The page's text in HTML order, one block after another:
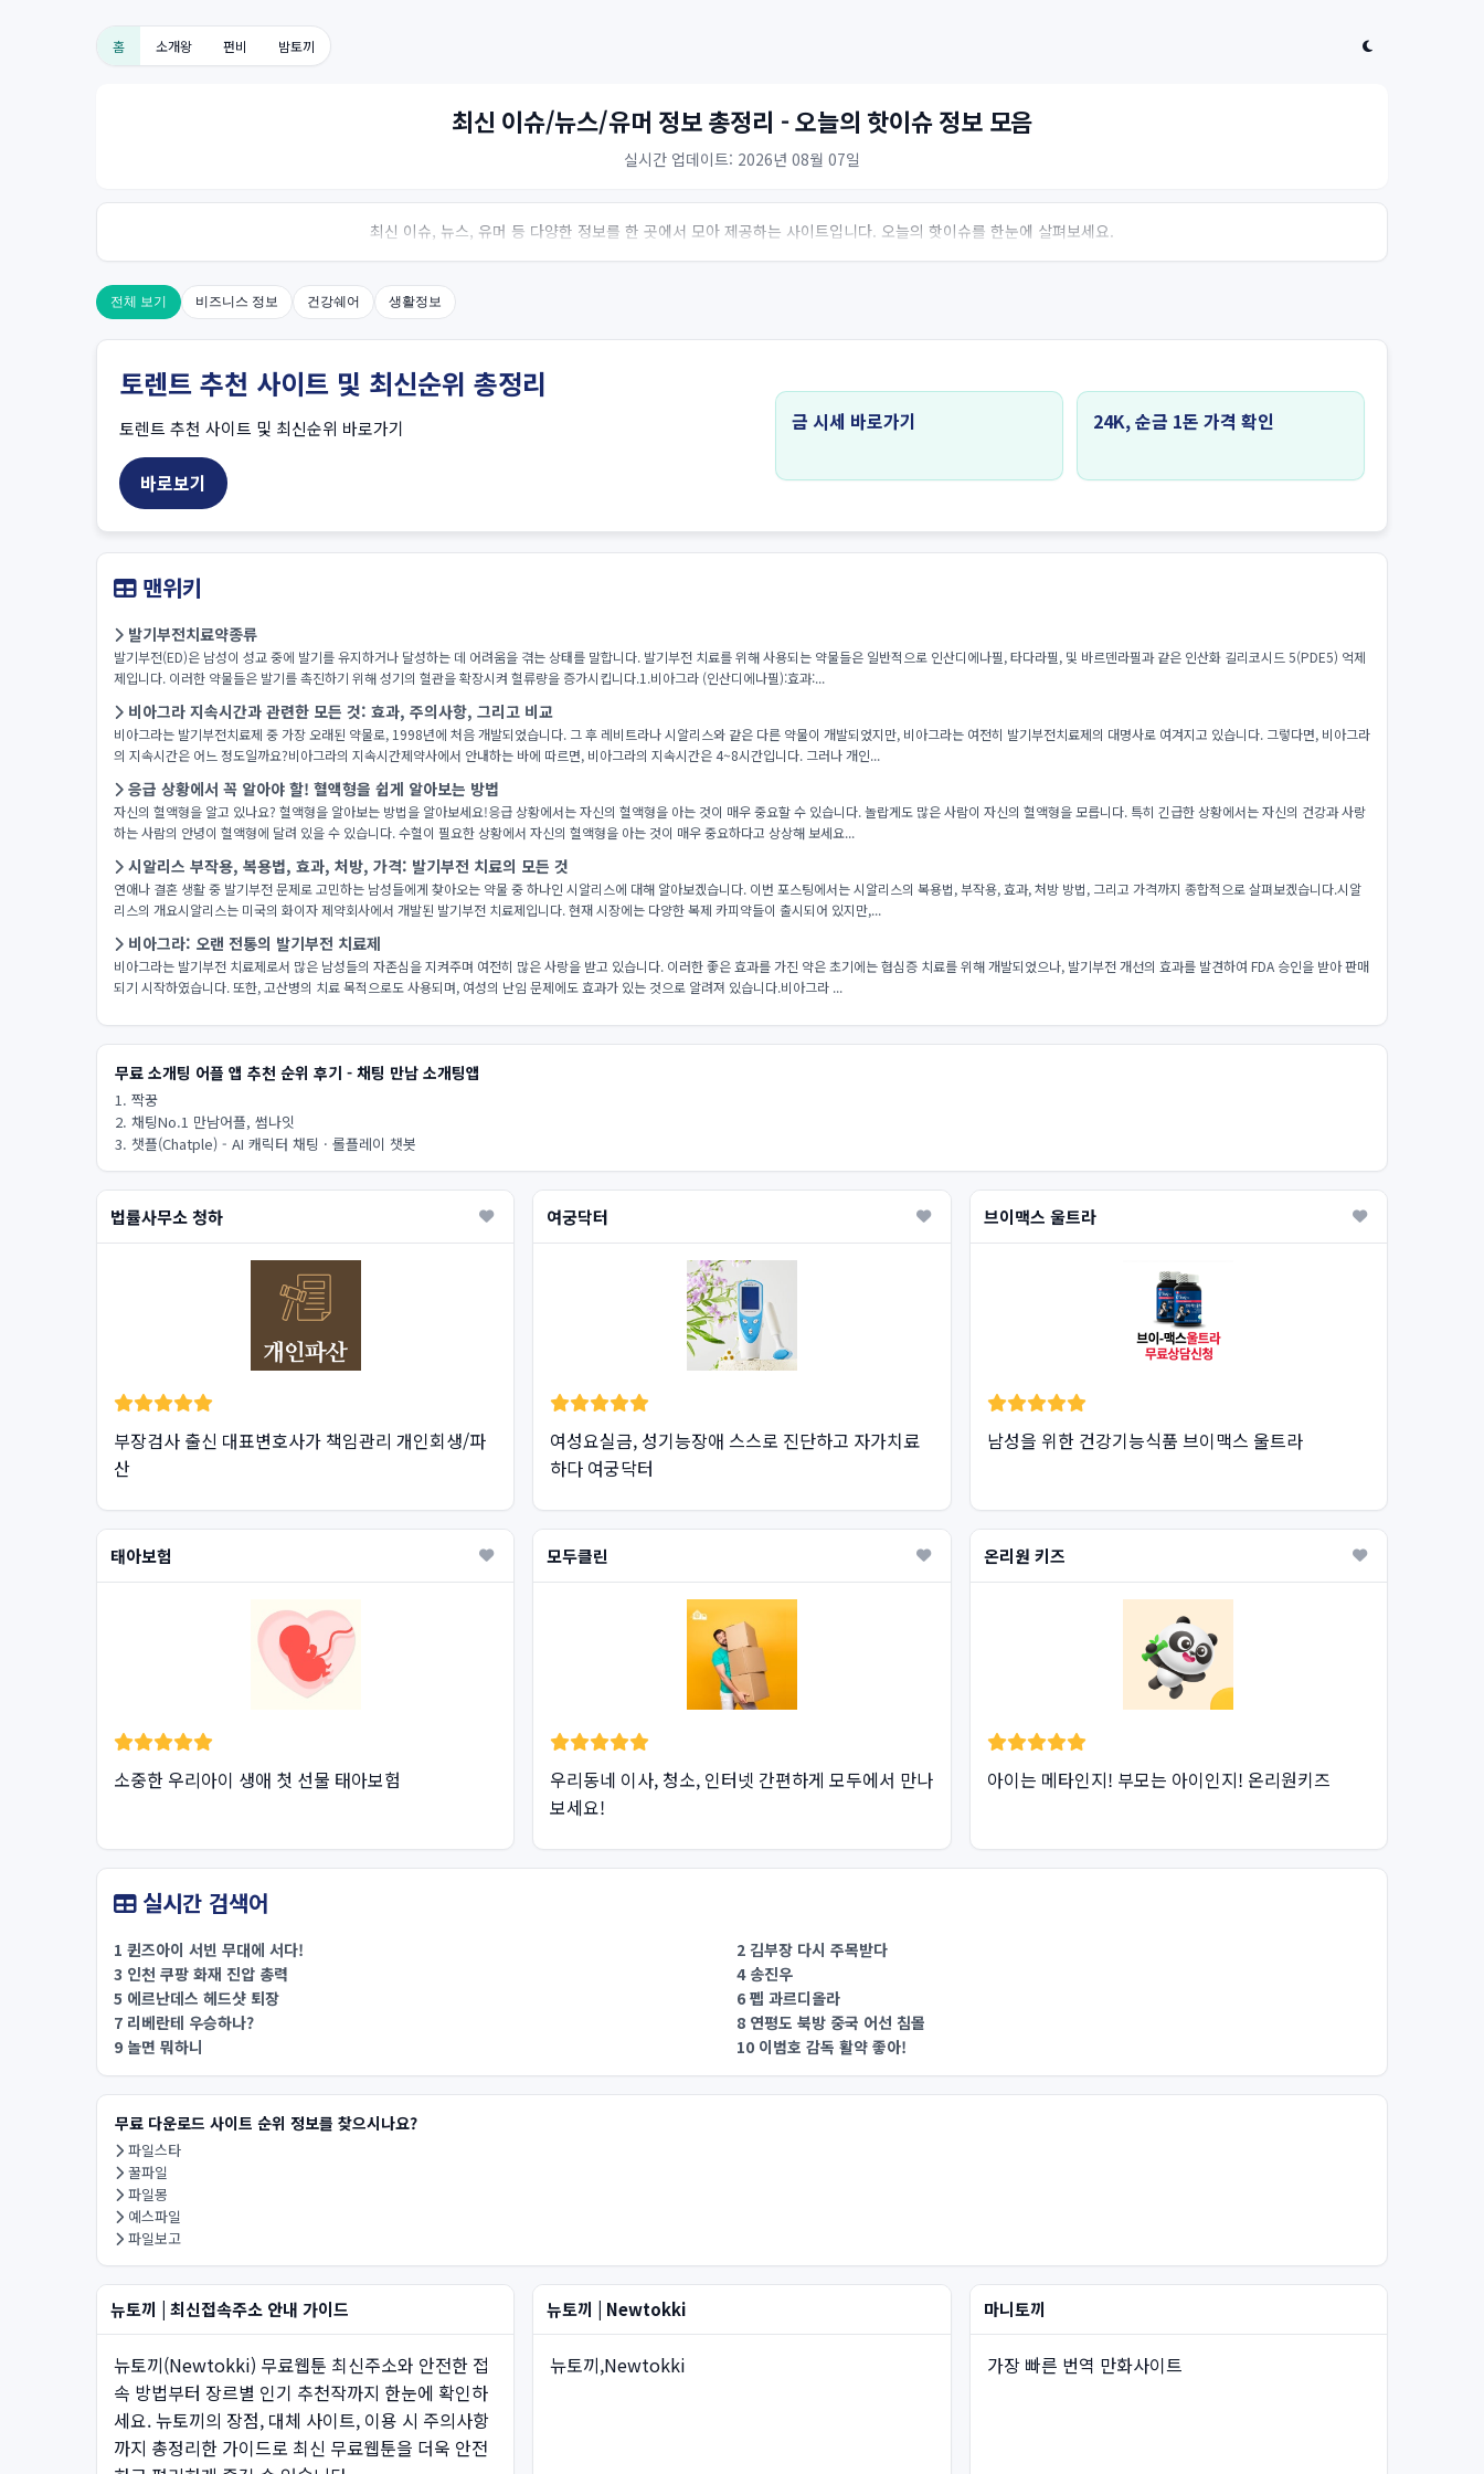
홈 소개왕 펀비 밤토끼
최신 이슈/뉴스/유머 정보 총정리 - 오늘의 핫이슈 정보 모음
실시간 업데이트: 2026년 08월 07일
최신 이슈, 뉴스, 유머 등 다양한 정보를 한 곳에서 모아 제공하는 사이트입니다. 오늘의 핫이슈를 한눈에 살펴보세요.
전체 보기 비즈니스 정보 건강쉐어 생활정보
토렌트 추천 사이트 및 최신순위 총정리
토렌트 추천 사이트 및 최신순위 바로가기
바로보기
금 시세 바로가기 24K, 순금 1돈 가격 확인
맨위키
발기부전치료약종류
발기부전(ED)은 남성이 성교 중에 발기를 유지하거나 달성하는 데 어려움을 겪는 상태를 말합니다. 발기부전 치료를 위해 사용되는 약물들은 일반적으로 인산디에나필, 타다라필, 및 바르덴라필과 같은 인산화 길리코시드 5(PDE5) 억제
제입니다. 이러한 약물들은 발기를 촉진하기 위해 성기의 혈관을 확장시켜 혈류량을 증가시킵니다.1.비아그라 (인산디에나필):효과:...
비아그라 지속시간과 관련한 모든 것: 효과, 주의사항, 그리고 비교
비아그라는 발기부전치료제 중 가장 오래된 약물로, 1998년에 처음 개발되었습니다. 그 후 레비트라나 시알리스와 같은 다른 약물이 개발되었지만, 비아그라는 여전히 발기부전치료제의 대명사로 여겨지고 있습니다. 그렇다면, 비아그라
의 지속시간은 어느 정도일까요?비아그라의 지속시간제약사에서 안내하는 바에 따르면, 비아그라의 지속시간은 4~8시간입니다. 그러나 개인...
응급 상황에서 꼭 알아야 할! 혈액형을 쉽게 알아보는 방법
자신의 혈액형을 알고 있나요? 혈액형을 알아보는 방법을 알아보세요!응급 상황에서는 자신의 혈액형을 아는 것이 매우 중요할 수 있습니다. 놀랍게도 많은 사람이 자신의 혈액형을 모릅니다. 특히 긴급한 상황에서는 자신의 건강과 사랑
하는 사람의 안녕이 혈액형에 달려 있을 수 있습니다. 수혈이 필요한 상황에서 자신의 혈액형을 아는 것이 매우 중요하다고 상상해 보세요...
시알리스 부작용, 복용법, 효과, 처방, 가격: 발기부전 치료의 모든 것
연애나 결혼 생활 중 발기부전 문제로 고민하는 남성들에게 찾아오는 약물 중 하나인 시알리스에 대해 알아보겠습니다. 이번 포스팅에서는 시알리스의 복용법, 부작용, 효과, 처방 방법, 그리고 가격까지 종합적으로 살펴보겠습니다.시알
리스의 개요시알리스는 미국의 화이자 제약회사에서 개발된 발기부전 치료제입니다. 현재 시장에는 다양한 복제 카피약들이 출시되어 있지만,...
비아그라: 오랜 전통의 발기부전 치료제
비아그라는 발기부전 치료제로서 많은 남성들의 자존심을 지켜주며 여전히 많은 사랑을 받고 있습니다. 이러한 좋은 효과를 가진 약은 초기에는 협심증 치료를 위해 개발되었으나, 발기부전 개선의 효과를 발견하여 FDA 승인을 받아 판매
되기 시작하였습니다. 또한, 고산병의 치료 목적으로도 사용되며, 여성의 난임 문제에도 효과가 있는 것으로 알려져 있습니다.비아그라 ...
무료 소개팅 어플 앱 추천 순위 후기 - 채팅 만남 소개팅앱
1. 짝꿍
2. 채팅No.1 만남어플, 썸나잇
3. 챗플(Chatple) - AI 캐릭터 채팅 · 롤플레이 챗봇
법률사무소 청하
부장검사 출신 대표변호사가 책임관리 개인회생/파
산
여궁닥터
여성요실금, 성기능장애 스스로 진단하고 자가치료
하다 여궁닥터
브이맥스 울트라
남성을 위한 건강기능식품 브이맥스 울트라
태아보험
소중한 우리아이 생애 첫 선물 태아보험
모두클린
우리동네 이사, 청소, 인터넷 간편하게 모두에서 만나
보세요!
온리원 키즈
아이는 메타인지! 부모는 아이인지! 온리원키즈
실시간 검색어
1 퀸즈아이 서빈 무대에 서다!
2 김부장 다시 주목받다
3 인천 쿠팡 화재 진압 총력
4 송진우
5 에르난데스 헤드샷 퇴장
6 펩 과르디올라
7 리베란테 우승하나?
8 연평도 북방 중국 어선 침몰
9 놀면 뭐하니
10 이범호 감독 활약 좋아!
무료 다운로드 사이트 순위 정보를 찾으시나요?
파일스타
꿀파일
파일몽
예스파일
파일보고
뉴토끼 | 최신접속주소 안내 가이드
뉴토끼(Newtokki) 무료웹툰 최신주소와 안전한 접
속 방법부터 장르별 인기 추천작까지 한눈에 확인하
세요. 뉴토끼의 장점, 대체 사이트, 이용 시 주의사항
까지 총정리한 가이드로 최신 무료웹툰을 더욱 안전
뉴토끼 | Newtokki
뉴토끼,Newtokki
마니토끼
가장 빠른 번역 만화사이트